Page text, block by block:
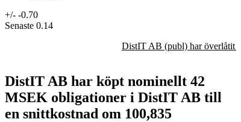
+/- -0.70
Senaste 0.14
DistIT AB (publ) har överlåtit
DistIT AB har köpt nominellt 42
MSEK obligationer i DistIT AB till
en snittkostnad om 100,835